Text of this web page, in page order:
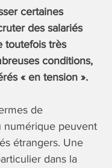
certaines
des salariés
toutefois très
conditions,
« en tension ».
de
numérique peuvent
étrangers. Une
dans la